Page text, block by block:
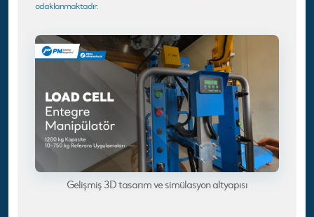
odaklanmaktadır.
Gelişmiş 3D tasarım ve simülasyon altyapısı